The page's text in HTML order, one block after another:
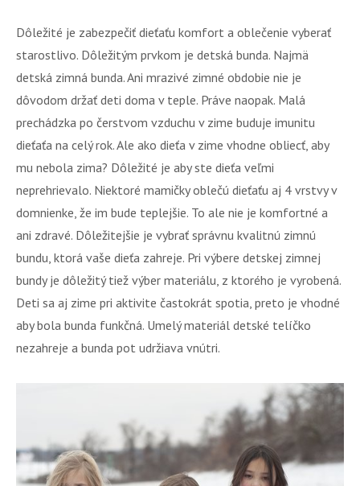
Dôležité je zabezpečiť dieťaťu komfort a oblečenie vyberať
starostlivo. Dôležitým prvkom je detská bunda. Najmä
detská zimná bunda. Ani mrazivé zimné obdobie nie je
dôvodom držať deti doma v teple. Práve naopak. Malá
prechádzka po čerstvom vzduchu v zime buduje imunitu
dieťaťa na celý rok. Ale ako dieťa v zime vhodne obliecť, aby
mu nebola zima? Dôležité je aby ste dieťa veľmi
neprehrievalo. Niektoré mamičky oblečú dieťaťu aj 4 vrstvy v
domnienke, že im bude teplejšie. To ale nie je komfortné a
ani zdravé. Dôležitejšie je vybrať správnu kvalitnú zimnú
bundu, ktorá vaše dieťa zahreje. Pri výbere detskej zimnej
bundy je dôležitý tiež výber materiálu, z ktorého je vyrobená.
Deti sa aj zime pri aktivite častokrát spotia, preto je vhodné
aby bola bunda funkčná. Umelý materiál detské telíčko
nezahreje a bunda pot udržiava vnútri.